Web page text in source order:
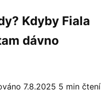
Kdyby Fiala
dávno
7.8.2025 5 min čtení